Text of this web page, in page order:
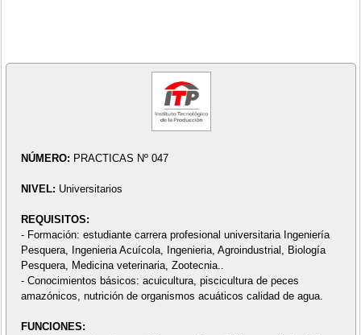
NÚMERO: PRACTICAS Nº 047
NIVEL: Universitarios
REQUISITOS:
- Formación: estudiante carrera profesional universitaria Ingeniería
Pesquera, Ingenieria Acuícola, Ingenieria, Agroindustrial, Biología
Pesquera, Medicina veterinaria, Zootecnia..
- Conocimientos básicos: acuicultura, piscicultura de peces
amazónicos, nutrición de organismos acuáticos calidad de agua.
FUNCIONES: